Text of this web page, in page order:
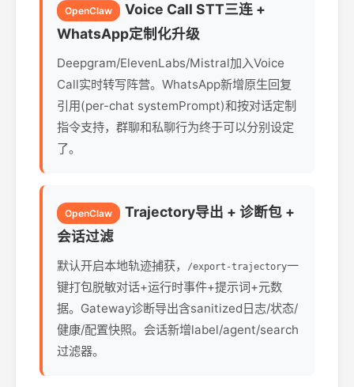
OpenClaw
Voice Call STT三连 +
WhatsApp定制化升级
Deepgram/ElevenLabs/Mistral加入Voice
Call实时转写阵营。WhatsApp新增原生回复
引用(per-chat systemPrompt)和按对话定制
指令支持，群聊和私聊行为终于可以分别设定
了。
OpenClaw
Trajectory导出 + 诊断包 +
会话过滤
默认开启本地轨迹捕获， /export-trajectory一
键打包脱敏对话+运行时事件+提示词+元数
据。Gateway诊断导出含sanitized日志/状态/
健康/配置快照。会话新增label/agent/search
过滤器。